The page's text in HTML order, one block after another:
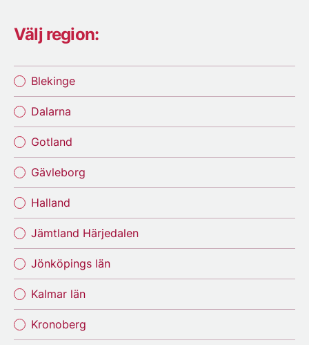
Välj region:
Blekinge
Dalarna
Gotland
Gävleborg
Halland
Jämtland Härjedalen
Jönköpings län
Kalmar län
Kronoberg